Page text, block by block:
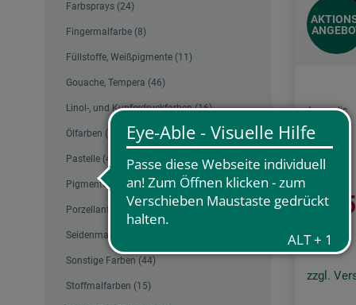
Farbsprays (24)
Fingermalfarbe (8)
Füllstoffe, Weißpigmente (11)
Gouache, Tempera (46)
Linol-, und Kupferdruckfarben (16)
Ölfarben (33)
Pastelle (40)
Pigmente (11)
Porzellanfarben (16)
Seidenmalfarbe (4)
Sonstige Farben (44)
Stoffmalfarben (15)
Aquarylic
Color
ab
zzgl.